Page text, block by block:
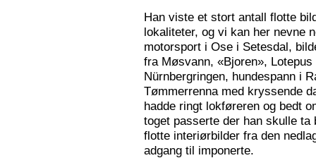
Han viste et stort antall flotte
lokaliteter, og vi kan her nevne
motorsport i Ose i Setesdal,
fra Møsvann, «Bjoren»,
Nürnbergringen, hundespann i
Tømmerrenna med kryssende
hadde ringt lokføreren og bedt
toget passerte der han skulle
flotte interiørbilder fra den
adgang til imponerte.